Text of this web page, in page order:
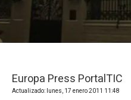
Europa Press PortalTIC
Actualizado: lunes, 17 enero 2011 11:48